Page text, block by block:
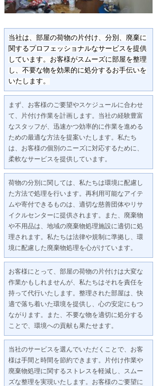
当社は、部屋の荷物の片付け、分別、廃棄に
関するプロフェッショナルなサービスを提供
しています。お客様がスムーズに部屋を整理
し、不要な物を効果的に処分するお手伝いを
いたします。
まず、お客様のご要望やスケジュールに合わせ
て、片付け作業を計画します。当社の経験豊富
なスタッフが、迅速かつ効率的に作業を進める
ための最適な方法を提案いたします。私たち
は、お客様の個別のニーズに対応するために、
柔軟なサービスを提供しています。
荷物の分別に関しては、私たちは環境に配慮し
た方法で処理を行います。再利用可能なアイテ
ムや寄付できるものは、適切な慈善団体やリサ
イクルセンターに提供されます。また、廃棄物
や不用品は、地域の廃棄物処理施設に適切に処
理されます。私たちは法律や規制に準拠し、環
境に配慮した廃棄物処理を心がけています。
お客様にとって、部屋の荷物の片付けは大変な
作業かもしれませんが、私たちはそれを責任を
持って代行いたします。整理された部屋は、快
適で落ち着いた環境を提供し、心の安定にもつ
ながります。また、不要な物を適切に処分する
ことで、環境への貢献も果たせます。
当社のサービスを選んでいただくことで、お客
様は手間と時間を節約できます。片付け作業や
廃棄物処理に関するストレスを軽減し、スムー
ズな整理を実現いたします。お客様のご要望に